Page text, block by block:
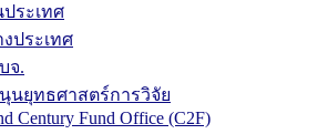
ระเทศ
ประเทศ
จ.
นยุทธศาสตร์การวิจัย
Century Fund Office (C2F)